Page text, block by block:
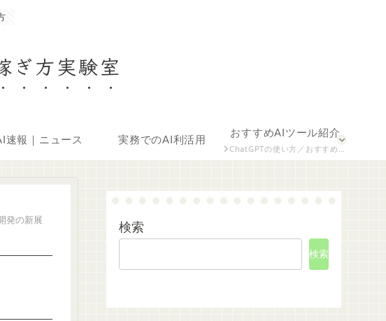
ぎ方実験室
速報｜ニュース 実務でのAI利活用
おすすめAIツール紹介
ChatGPTの使い方／おすすめ拡張機能／ツール比較など
発の新展
検索
検索